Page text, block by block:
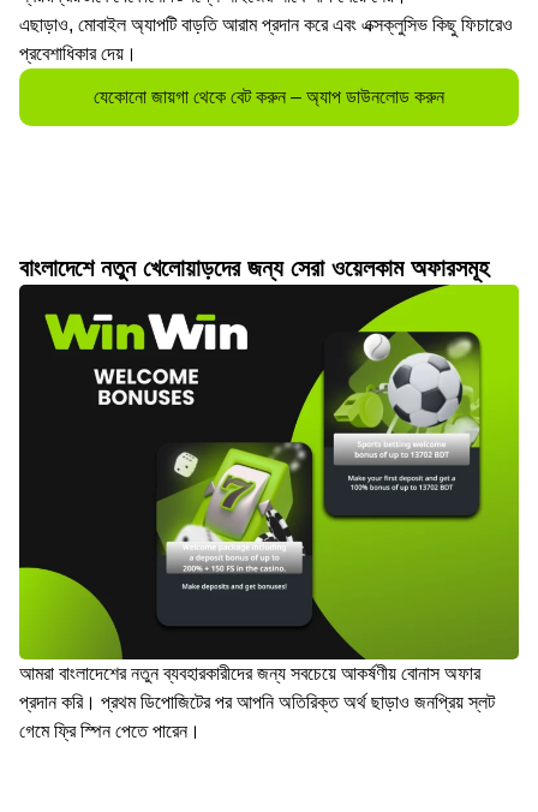
এছাড়াও, মোবাইল অ্যাপটি বাড়তি আরাম প্রদান করে এবং এক্সক্লুসিভ কিছু ফিচারেও
প্রবেশাধিকার দেয়।
যেকোনো জায়গা থেকে বেট করুন – অ্যাপ ডাউনলোড করুন
বাংলাদেশে নতুন খেলোয়াড়দের জন্য সেরা ওয়েলকাম অফারসমূহ
আমরা বাংলাদেশের নতুন ব্যবহারকারীদের জন্য সবচেয়ে আকর্ষণীয় বোনাস অফার
প্রদান করি। প্রথম ডিপোজিটের পর আপনি অতিরিক্ত অর্থ ছাড়াও জনপ্রিয় স্লট
গেমে ফ্রি স্পিন পেতে পারেন।